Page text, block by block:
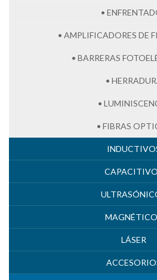
•
• AMPLIFICADORES DE
• BARRERAS
•
•
• FIBRAS
LÁSER